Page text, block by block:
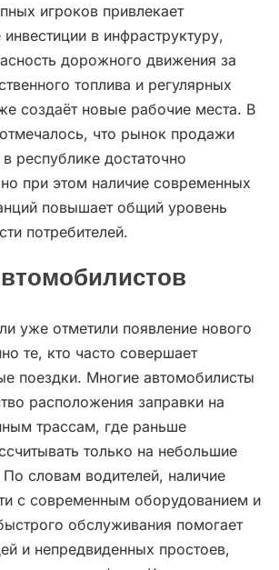
игроков привлекает
в инфраструктуру,
дорожного движения за
топлива и регулярных
создаёт новые рабочие места. В
что рынок продажи
республике достаточно
при этом наличие современных
повышает общий уровень
потребителей.
уже отметили появление нового
те, кто часто совершает
поездки. Многие автомобилисты
расположения заправки на
трассам, где раньше
только на небольшие
словам водителей, наличие
с современным оборудованием и
обслуживания помогает
и непредвиденных простоев,